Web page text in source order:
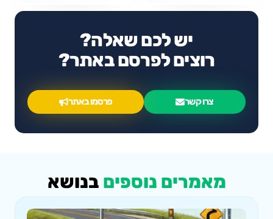
יש לכם שאלה?
רוצים לפרסם באתר?
צרו קשר פרסמו באתר
מאמרים נוספים בנושא